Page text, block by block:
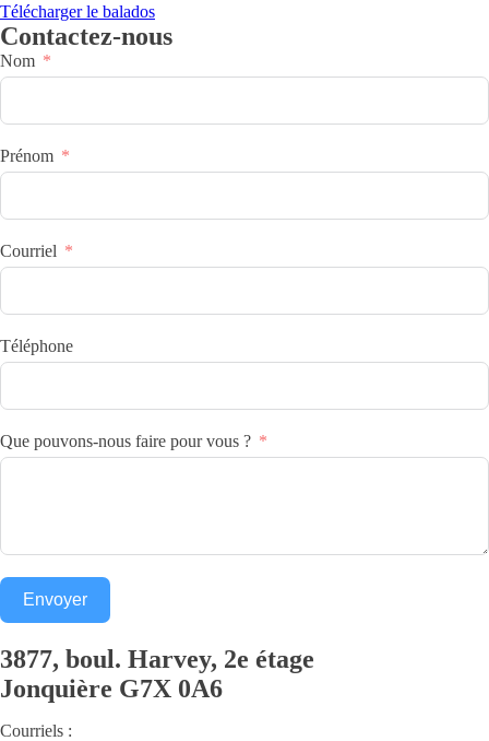
Télécharger le balados
Contactez-nous
Nom
Prénom
Courriel
Téléphone
Que pouvons-nous faire pour vous ?
Envoyer
3877, boul. Harvey, 2e étage
Jonquière G7X 0A6
Courriels :